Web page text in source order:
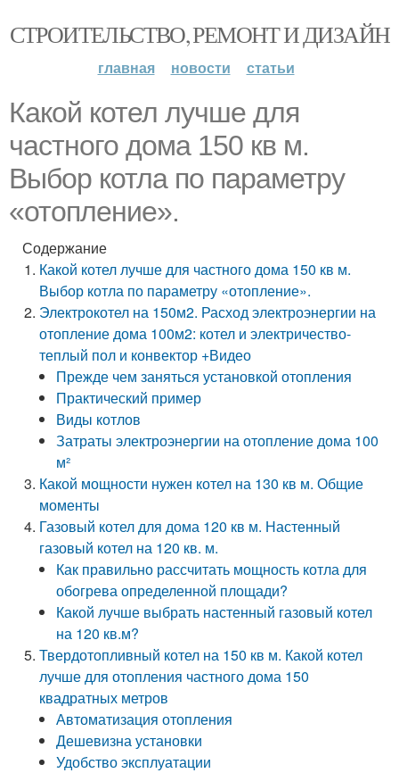
СТРОИТЕЛЬСТВО, РЕМОНТ И ДИЗАЙН
главная новости статьи
Какой котел лучше для
частного дома 150 кв м.
Выбор котла по параметру
«отопление».
Содержание
Какой котел лучше для частного дома 150 кв м.
Выбор котла по параметру «отопление».
Электрокотел на 150м2. Расход электроэнергии на
отопление дома 100м2: котел и электричество-
теплый пол и конвектор +Видео
Прежде чем заняться установкой отопления
Практический пример
Виды котлов
Затраты электроэнергии на отопление дома 100
м²
Какой мощности нужен котел на 130 кв м. Общие
моменты
Газовый котел для дома 120 кв м. Настенный
газовый котел на 120 кв. м.
Как правильно рассчитать мощность котла для
обогрева определенной площади?
Какой лучше выбрать настенный газовый котел
на 120 кв.м?
Твердотопливный котел на 150 кв м. Какой котел
лучше для отопления частного дома 150
квадратных метров
Автоматизация отопления
Дешевизна установки
Удобство эксплуатации